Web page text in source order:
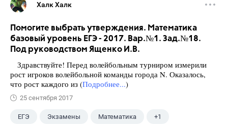
Халк Халк
Помогите выбрать утверждения. Математика
базовый уровень ЕГЭ - 2017. Вар.№1. Зад.№18.
Под руководством Ященко И.В.
Здравствуйте! Перед волейбольным турниром измерили
рост игроков волейбольной команды города N. Оказалось,
что рост каждого из (Подробнее...)
25 сентября 2017
ЕГЭ Экзамены Математика +1